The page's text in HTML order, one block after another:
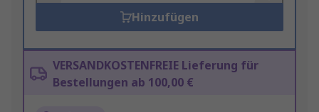
Hinzufügen
VERSANDKOSTENFREIE Lieferung für
Bestellungen ab 100,00 €